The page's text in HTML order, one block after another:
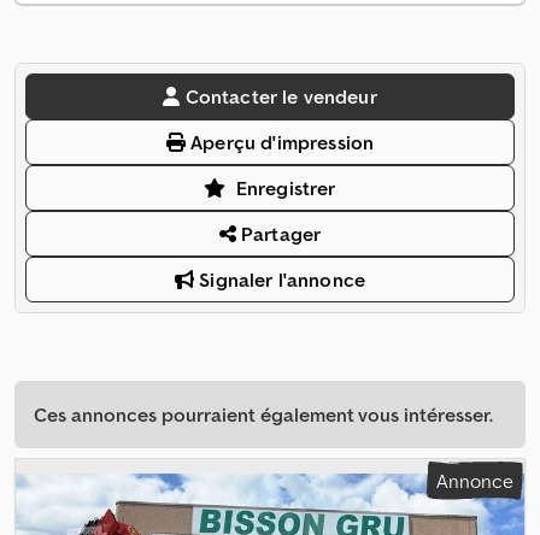
Contacter le vendeur
Aperçu d'impression
Enregistrer
Partager
Signaler l'annonce
Ces annonces pourraient également vous intéresser.
Annonce